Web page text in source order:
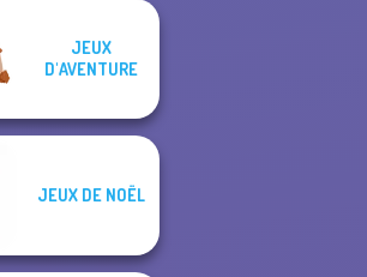
JEUX
D'AVENTURE
JEUX DE NOËL